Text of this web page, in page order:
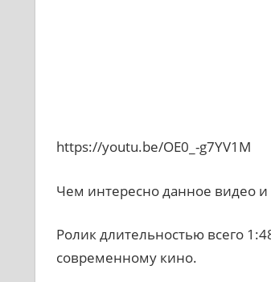
https://youtu.be/OE0_-g7YV1M
Чем интересно данное видео и
Ролик длительностью всего
современному кино.